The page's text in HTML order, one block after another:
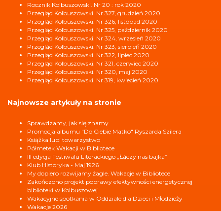
Rocznik Kolbuszowski. Nr 20 : rok 2020
Przegląd Kolbuszowski. Nr 327, grudzień 2020
Przegląd Kolbuszowski. Nr 326, listopad 2020
Przegląd Kolbuszowski. Nr 325, październik 2020
Przegląd Kolbuszowski. Nr 324, wrzesień 2020
Przegląd Kolbuszowski. Nr 323, sierpień 2020
Przegląd Kolbuszowski. Nr 322, lipiec 2020
Przegląd Kolbuszowski. Nr 321, czerwiec 2020
Przegląd Kolbuszowski. Nr 320, maj 2020
Przegląd Kolbuszowski. Nr 319, kwiecień 2020
Najnowsze artykuły na stronie
Sprawdzamy, jak się znamy
Promocja albumu "Do Ciebie Matko" Ryszarda Szilera
Książka lubi towarzystwo
Półmetek Wakacji w Bibliotece
III edycja Festiwalu Literackiego „Łączy nas bajka”
Klub Historyka - Maj 1926
My dopiero rozwijamy żagle. Wakacje w Bibliotece
Zakończono projekt poprawy efektywności energetycznej
biblioteki w Kolbuszowej.
Wakacyjne spotkania w Oddziale dla Dzieci i Młodzieży
Wakacje 2026